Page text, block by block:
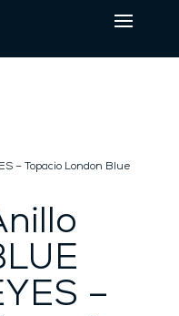
– Topacio London Blue
–